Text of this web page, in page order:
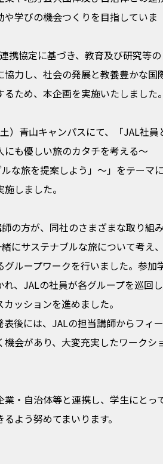
や学びの機会つくりを目指していま
携協定に基づき、教育及び研究等の
協力し、社会の発展と教養豊かな国
ため、本企画を実施いたしました。
）青山キャンパスにて、「JAL社員
にも優しい旅のカタチを考える～
ルな旅を提案しよう」～」をテーマに
しました。
の方が、同社のさまざまな取り組み
にサステナブルな旅について考え、
ループワークを行いました。参加
、JALの社員が各グループを巡回し
ッションを進めました。
後には、JALの担当講師からフィー
機会があり、大変充実したワークシ
・自治体等と連携し、学生にとっ
よう努めてまいります。